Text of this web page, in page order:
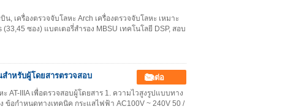
, เครื่องตรวจจับโลหะ Arch เครื่องตรวจจับโลหะ เหมาะ
ซอง) แบตเตอรี่สำรอง MBSU เทคโนโลยี DSP, สอบ
สำหรับผู้โดยสารตรวจสอบ ติดต่อ
AT-IIIA เพื่อตรวจสอบผู้โดยสาร 1. ความไวสูงรูปแบบทาง
ข้อกำหนดทางเทคนิค กระแสไฟฟ้า AC100V ~ 240V 50 /